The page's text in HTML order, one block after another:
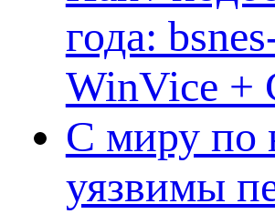
года:
WinVice +
С миру по
уязвимы